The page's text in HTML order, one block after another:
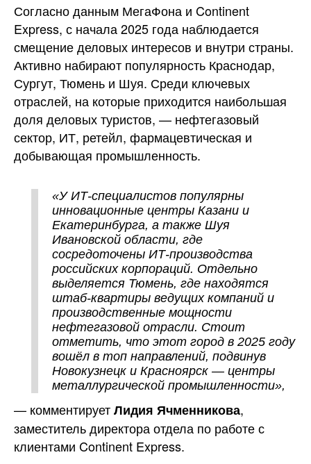
Согласно данным МегаФона и Continent
Express, с начала 2025 года наблюдается
смещение деловых интересов и внутри страны.
Активно набирают популярность Краснодар,
Сургут, Тюмень и Шуя. Среди ключевых
отраслей, на которые приходится наибольшая
доля деловых туристов, — нефтегазовый
сектор, ИТ, ретейл, фармацевтическая и
добывающая промышленность.
«У ИТ-специалистов популярны
инновационные центры Казани и
Екатеринбурга, а также Шуя
Ивановской области, где
сосредоточены ИТ-производства
российских корпораций. Отдельно
выделяется Тюмень, где находятся
штаб-квартиры ведущих компаний и
производственные мощности
нефтегазовой отрасли. Стоит
отметить, что этот город в 2025 году
вошёл в топ направлений, подвинув
Новокузнецк и Красноярск — центры
металлургической промышленности»,
— комментируетЛидия Ячменникова,
заместитель директора отдела по работе с
клиентами Continent Express.